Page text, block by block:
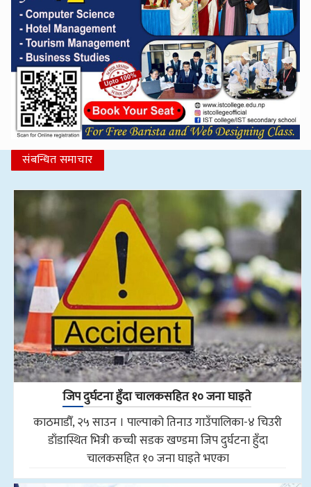
संबन्धित समाचार
जिप दुर्घटना हुँदा चालकसहित १० जना घाइते
काठमाडौँ, २५ साउन । पाल्पाको तिनाउ गाउँपालिका-४ चिउरी
डाँडास्थित भित्री कच्ची सडक खण्डमा जिप दुर्घटना हुँदा
चालकसहित १० जना घाइते भएका